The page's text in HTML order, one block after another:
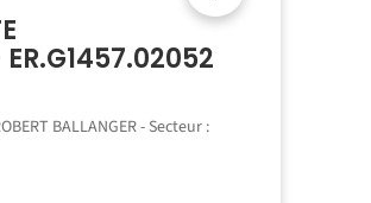
BALLANGER - Secteur :